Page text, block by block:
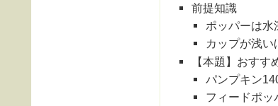
前提知識
ポッパーは水
カップが浅い
【本題】おすす
パンプキン
フィードポッ